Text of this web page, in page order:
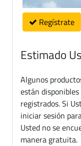
Regístrate
Estimado
Algunos
están
registrados. Si
iniciar sesión
Usted no se
manera gratuita.